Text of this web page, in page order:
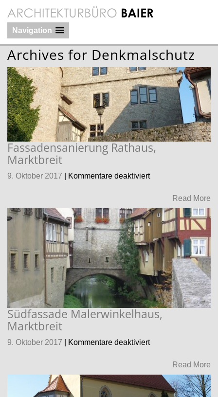
Navigation
Archives for Denkmalschutz
Fassadensanierung Rathaus,
Marktbreit
9. Oktober 2017 Kommentare deaktiviertfür
Rathaus,
Marktbreit
Read More
Südfassade Malerwinkelhaus,
Marktbreit
9. Oktober 2017 Kommentare deaktiviertfür
Malerwinkelhaus,
Marktbreit
Read More